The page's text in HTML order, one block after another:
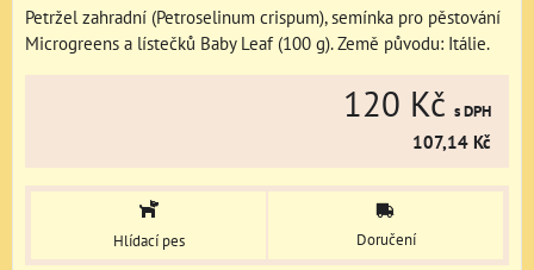
Petržel zahradní (Petroselinum crispum), semínka pro pěstování
Microgreens a lístečků Baby Leaf (100 g). Země původu: Itálie.
120 Kč s DPH
107,14 Kč
Hlídací pes Doručení